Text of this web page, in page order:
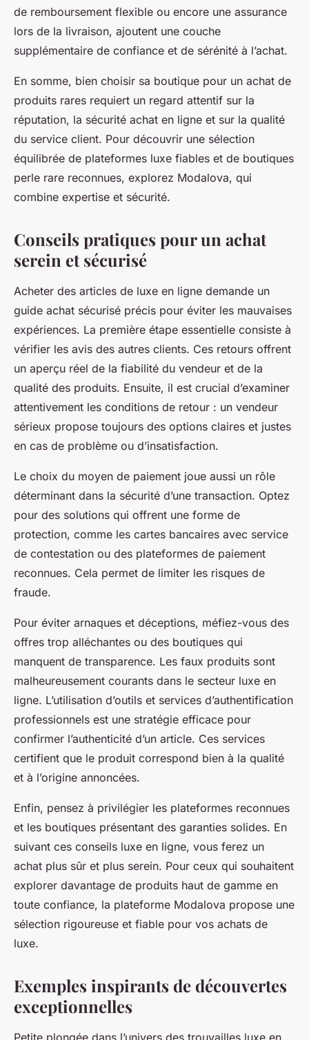
de remboursement flexible ou encore une assurance
lors de la livraison, ajoutent une couche
supplémentaire de confiance et de sérénité à l’achat.
En somme, bien choisir sa boutique pour un achat de
produits rares requiert un regard attentif sur la
réputation, la sécurité achat en ligne et sur la qualité
du service client. Pour découvrir une sélection
équilibrée de plateformes luxe fiables et de boutiques
perle rare reconnues, explorez Modalova, qui
combine expertise et sécurité.
Conseils pratiques pour un achat
serein et sécurisé
Acheter des articles de luxe en ligne demande un
guide achat sécurisé précis pour éviter les mauvaises
expériences. La première étape essentielle consiste à
vérifier les avis des autres clients. Ces retours offrent
un aperçu réel de la fiabilité du vendeur et de la
qualité des produits. Ensuite, il est crucial d’examiner
attentivement les conditions de retour : un vendeur
sérieux propose toujours des options claires et justes
en cas de problème ou d’insatisfaction.
Le choix du moyen de paiement joue aussi un rôle
déterminant dans la sécurité d’une transaction. Optez
pour des solutions qui offrent une forme de
protection, comme les cartes bancaires avec service
de contestation ou des plateformes de paiement
reconnues. Cela permet de limiter les risques de
fraude.
Pour éviter arnaques et déceptions, méfiez-vous des
offres trop alléchantes ou des boutiques qui
manquent de transparence. Les faux produits sont
malheureusement courants dans le secteur luxe en
ligne. L’utilisation d’outils et services d’authentification
professionnels est une stratégie efficace pour
confirmer l’authenticité d’un article. Ces services
certifient que le produit correspond bien à la qualité
et à l’origine annoncées.
Enfin, pensez à privilégier les plateformes reconnues
et les boutiques présentant des garanties solides. En
suivant ces conseils luxe en ligne, vous ferez un
achat plus sûr et plus serein. Pour ceux qui souhaitent
explorer davantage de produits haut de gamme en
toute confiance, la plateforme Modalova propose une
sélection rigoureuse et fiable pour vos achats de
luxe.
Exemples inspirants de découvertes
exceptionnelles
Petite plongée dans l’univers des trouvailles luxe en